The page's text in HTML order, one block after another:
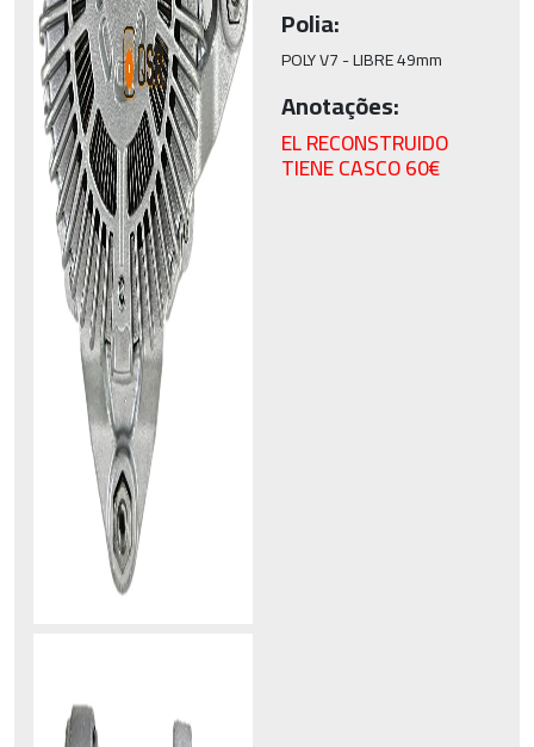
Polia:
POLY V7 - LIBRE 49mm
Anotações:
EL RECONSTRUIDO
TIENE CASCO 60€